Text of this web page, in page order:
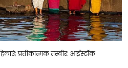
प्रतीकात्मक तस्वीर: आईस्टॉक